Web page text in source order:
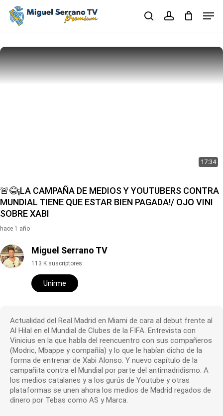
main
searchaccount
17:34
🚨😂¡LA CAMPAÑA DE MEDIOS Y YOUTUBERS CONTRA
MUNDIAL TIENE QUE ESTAR BIEN PAGADA!/ OJO VINI
SOBRE XABI
hace 1 año
Miguel Serrano TV
113 K suscriptores
Unirme
Actualidad del Real Madrid en Miami de cara al debut frente al
Al Hilal en el Mundial de Clubes de la FIFA. Entrevista con
Vinicius en la que habla del reencuentro con sus compañeros
(Modric, Mbappe y compañía) y lo que le habían dicho de la
forma de entrenar de Xabi Alonso. Y nuevo capítulo de la
campañita contra el Mundial por parte del antimadridismo. A
los medios catalanes y a los gurús de Youtube y otras
plataformas se unen ahora los medios de Madrid regados de
dinero por Tebas como AS y Marca.